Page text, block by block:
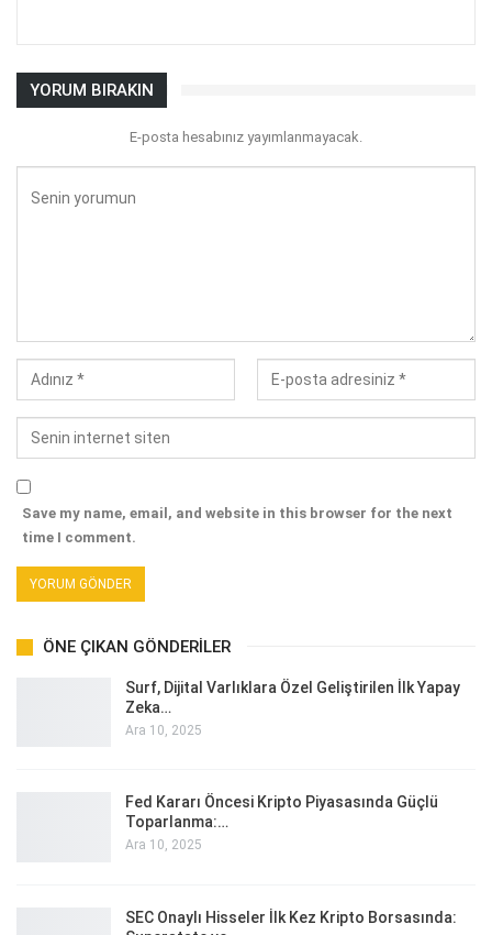
YORUM BIRAKIN
E-posta hesabınız yayımlanmayacak.
Save my name, email, and website in this browser for the next
time I comment.
ÖNE ÇIKAN GÖNDERILER
Surf, Dijital Varlıklara Özel Geliştirilen İlk Yapay
Zeka…
Ara 10, 2025
Fed Kararı Öncesi Kripto Piyasasında Güçlü
Toparlanma:…
Ara 10, 2025
SEC Onaylı Hisseler İlk Kez Kripto Borsasında: